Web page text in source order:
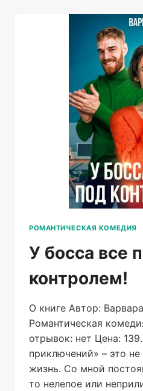
РОМАНТИЧЕСКАЯ КОМЕДИЯ
У босса все
контролем!
О книге Автор:
Романтическая
отрывок: нет Цена:
приключений» – это
жизнь. Со мной
то нелепое или